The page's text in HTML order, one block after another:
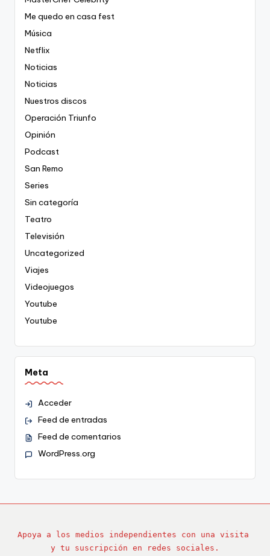
Me quedo en casa fest
Música
Netflix
Noticias
Noticias
Nuestros discos
Operación Triunfo
Opinión
Podcast
San Remo
Series
Sin categoría
Teatro
Televisión
Uncategorized
Viajes
Videojuegos
Youtube
Youtube
Meta
Acceder
Feed de entradas
Feed de comentarios
WordPress.org
Apoya a los medios independientes con una visita
y tu suscripción en redes sociales.